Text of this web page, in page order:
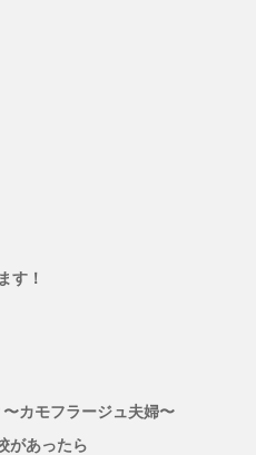
す！
カモフラージュ夫婦〜
があったら